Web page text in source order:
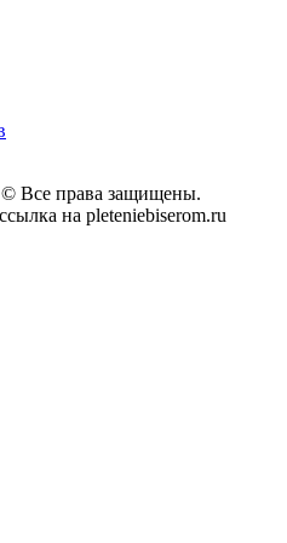
© Все права защищены.
на pleteniebiserom.ru